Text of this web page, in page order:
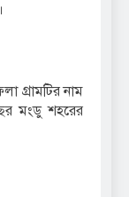
গ্রামটির নাম
মংডু শহরের